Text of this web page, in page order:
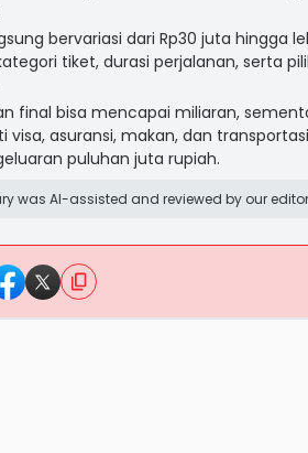
bervariasi dari Rp30 juta hingga
tiket, durasi perjalanan, serta
final bisa mencapai miliaran,
visa, asuransi, makan, dan
puluhan juta rupiah.
was AI-assisted and reviewed by our